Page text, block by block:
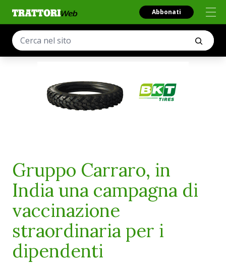
Abbonati
Gruppo Carraro, in
India una campagna di
vaccinazione
straordinaria per i
dipendenti